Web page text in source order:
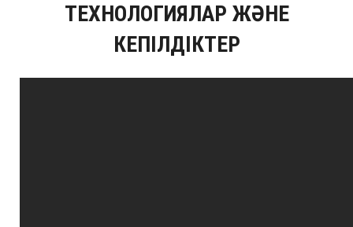
ТЕХНОЛОГИЯЛАР ЖӘНЕ
КЕПІЛДІКТЕР